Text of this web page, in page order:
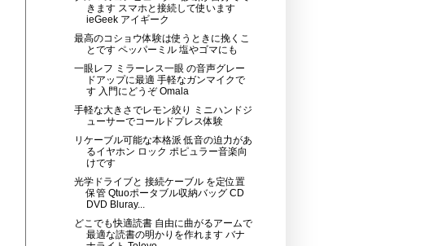
きます スマホと接続して使います
ieGeek アイギーク
最高のコショウ体験は使うときに挽くこ
とです ペッパーミル 塩やゴマにも
一眼レフ ミラーレス一眼 の音声グレー
ドアップに最適 手軽なガンマイクで
す 入門にどうぞ Omala
手軽な大きさでレモン絞り ミニハンドジ
ューサーでコールドプレス体験
リケーブル可能な本格派 低音の迫力があ
るイヤホン ロック ポピュラー音楽向
けです
光学ドライブと 接続ケーブル を定位置
保管 Qtuoポータブル収納バッグ CD
DVD Bluray...
どこでも快適読書 自由に曲がるアームで
最適な読書の明かりを作れます バナ